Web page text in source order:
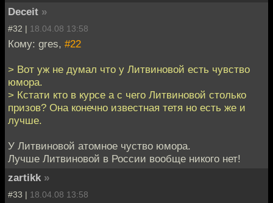
Deceit »
#32 | 18.04.08 13:58
Кому: gres, #22
> Вот уж не думал что у Литвиновой есть чувство
юмора.
> Кстати кто в курсе а с чего Литвиновой столько
призов? Она конечно известная тетя но есть же и
лучше.
У Литвиновой атомное чуство юмора.
Лучше Литвиновой в России вообще никого нет!
zartikk »
#33 | 18.04.08 13:58